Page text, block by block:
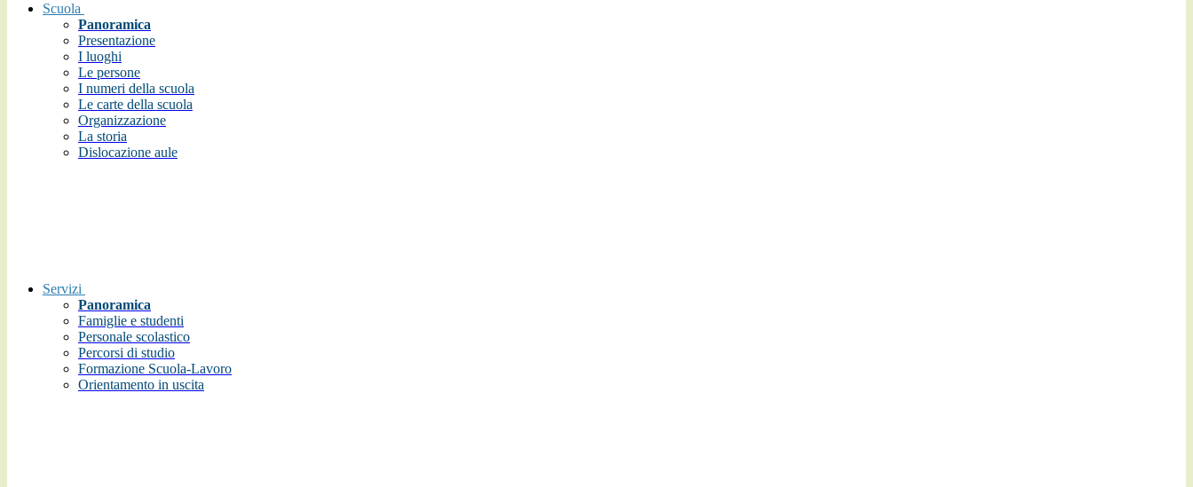
Scuola
Panoramica
Presentazione
I luoghi
Le persone
I numeri della scuola
Le carte della scuola
Organizzazione
La storia
Dislocazione aule
Servizi
Panoramica
Famiglie e studenti
Personale scolastico
Percorsi di studio
Formazione Scuola-Lavoro
Orientamento in uscita